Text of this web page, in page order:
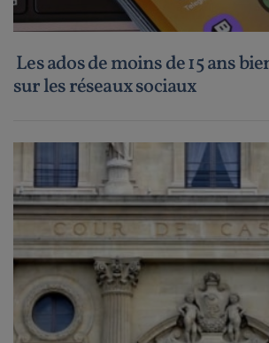
Les ados de moins de 15 ans
sur les réseaux sociaux